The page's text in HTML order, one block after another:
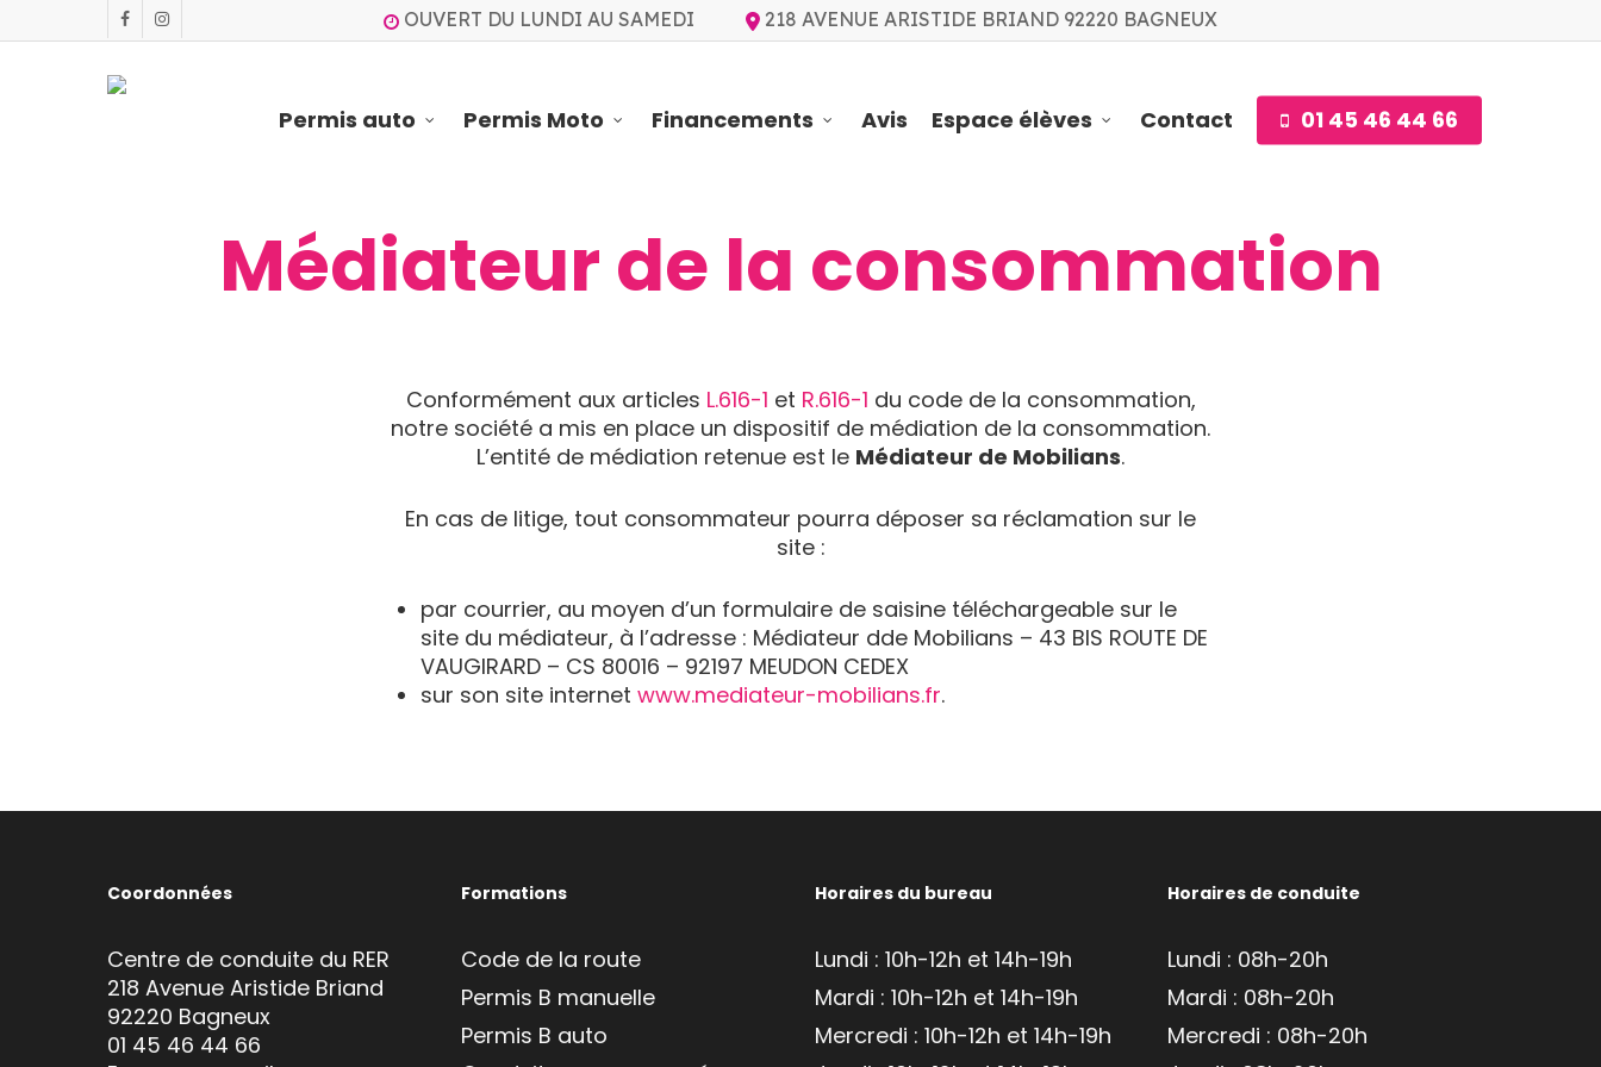
to
facebookinstagram OUVERT DU LUNDI AU SAMEDI 218 AVENUE ARISTIDE BRIAND 92220 BAGNEUX
Permis auto Permis Moto Financements Avis Espace élèves Contact 01 45 46 44 66
Médiateur de la consommation
Conformément aux articles L.616-1 et R.616-1 du code de la consommation,
notre société a mis en place un dispositif de médiation de la consommation.
L’entité de médiation retenue est le Médiateur de Mobilians.
En cas de litige, tout consommateur pourra déposer sa réclamation sur le
site :
par courrier, au moyen d’un formulaire de saisine téléchargeable sur le
site du médiateur, à l’adresse : Médiateur dde Mobilians – 43 BIS ROUTE DE
VAUGIRARD – CS 80016 – 92197 MEUDON CEDEX
sur son site internetwww.mediateur-mobilians.fr.
Coordonnées
Centre de conduite du RER
218 Avenue Aristide Briand
92220 Bagneux
01 45 46 44 66
Formations
Code de la route
Permis B manuelle
Permis B auto
Horaires du bureau
Lundi : 10h-12h et 14h-19h
Mardi : 10h-12h et 14h-19h
Mercredi : 10h-12h et 14h-19h
Horaires de conduite
Lundi : 08h-20h
Mardi : 08h-20h
Mercredi : 08h-20h